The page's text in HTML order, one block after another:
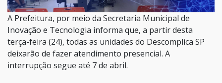
A Prefeitura, por meio da Secretaria Municipal de
Inovação e Tecnologia informa que, a partir desta
terça-feira (24), todas as unidades do Descomplica SP
deixarão de fazer atendimento presencial. A
interrupção segue até 7 de abril.